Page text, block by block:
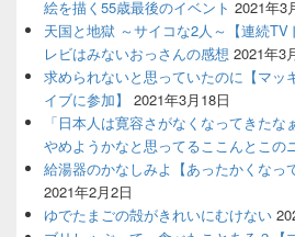
絵を描く55歳最後のイベント 2021年3
天国と地獄 ～サイコな2人～【連続
レビはみないおっさんの感想 2021年3
求められないと思っていたのに【マッ
イブに参加】
2021年3月18日
「日本人は寛容さがなくなってきた
やめようかなと思ってるここんとこの
給湯器のかなしみよ【あったかくなっ
2021年2月2日
ゆでたまごの殻がきれいにむけない